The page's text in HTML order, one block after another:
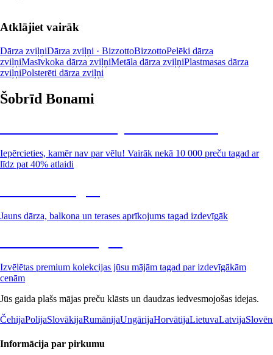
Atklājiet vairāk
Dārza zviļņiDārza zviļņi · BizzottoBizzottoPelēki dārza
zviļņiMasīvkoka dārza zviļņiMetāla dārza zviļņiPlastmasas dārza
zviļņiPolsterēti dārza zviļņi
Šobrīd Bonami
Iepērcieties, kamēr nav par vēlu! Vairāk nekā 10 000 preču tagad ar
līdz pat 40% atlaidi
Jauns dārza, balkona un terases aprīkojums tagad izdevīgāk
Izvēlētas premium kolekcijas jūsu mājām tagad par izdevīgākām
cenām
Jūs gaida plašs mājas preču klāsts un daudzas iedvesmojošas idejas.
ČehijaPolijaSlovākijaRumānijaUngārijaHorvātijaLietuvaLatvija
Informācija par pirkumu